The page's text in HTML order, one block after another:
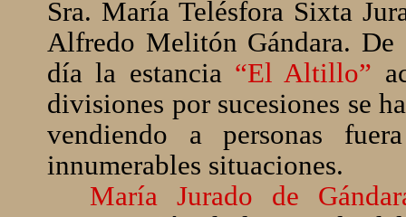
Sra. María Telésfora Sixta
Alfredo Melitón Gándara.
día la estancia “El Altillo”
divisiones por sucesiones se
vendiendo a personas
innumerables situaciones.
María Jurado de